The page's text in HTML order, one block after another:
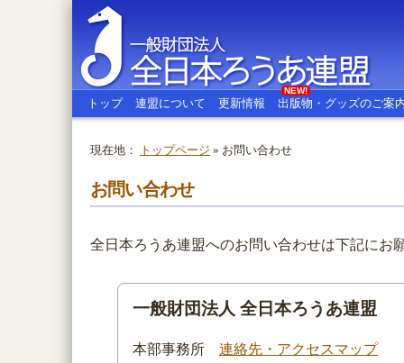
全日本ろうあ連盟
トップ 連盟について 更新情報 出版物・グッズのご案
NEW!
現在地： トップページ » お問い合わせ
お問い合わせ
全日本ろうあ連盟へのお問い合わせは下記にお
一般財団法人 全日本ろうあ連盟
本部事務所 連絡先・アクセスマップ